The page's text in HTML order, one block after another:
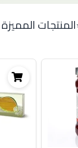
المنتجات المميزة